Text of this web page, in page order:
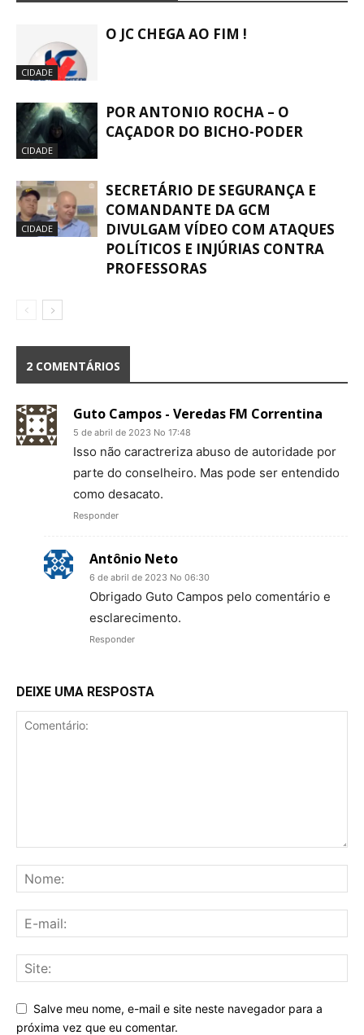
CIDADE
O JC CHEGA AO FIM !
CIDADE
POR ANTONIO ROCHA – O
CAÇADOR DO BICHO-PODER
CIDADE
SECRETÁRIO DE SEGURANÇA E
COMANDANTE DA GCM
DIVULGAM VÍDEO COM ATAQUES
POLÍTICOS E INJÚRIAS CONTRA
PROFESSORAS
2 COMENTÁRIOS
Guto Campos - Veredas FM Correntina
5 de abril de 2023 No 17:48
Isso não caractreriza abuso de autoridade por
parte do conselheiro. Mas pode ser entendido
como desacato.
Responder
Antônio Neto
6 de abril de 2023 No 06:30
Obrigado Guto Campos pelo comentário e
esclarecimento.
Responder
DEIXE UMA RESPOSTA
Salve meu nome, e-mail e site neste navegador para a
próxima vez que eu comentar.